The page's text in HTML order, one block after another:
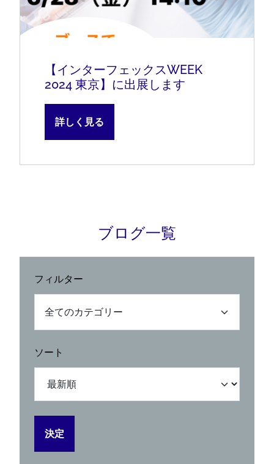
【インターフェックスWEEK
2024 東京】に出展します
詳しく見る
ブログ一覧
フィルター
-
全てのカテゴリー
ソート
決定